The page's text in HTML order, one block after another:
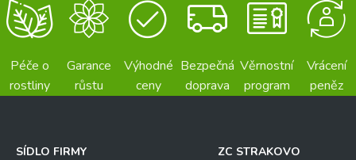
Péče o
rostliny
Garance
růstu
Výhodné
ceny
Bezpečná
doprava
Věrnostní
program
Vrácení
peněz
SÍDLO FIRMY
ZC STRAKOVO